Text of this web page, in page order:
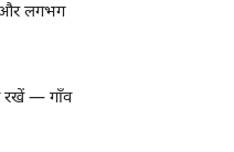
और लगभग
रखें — गाँव